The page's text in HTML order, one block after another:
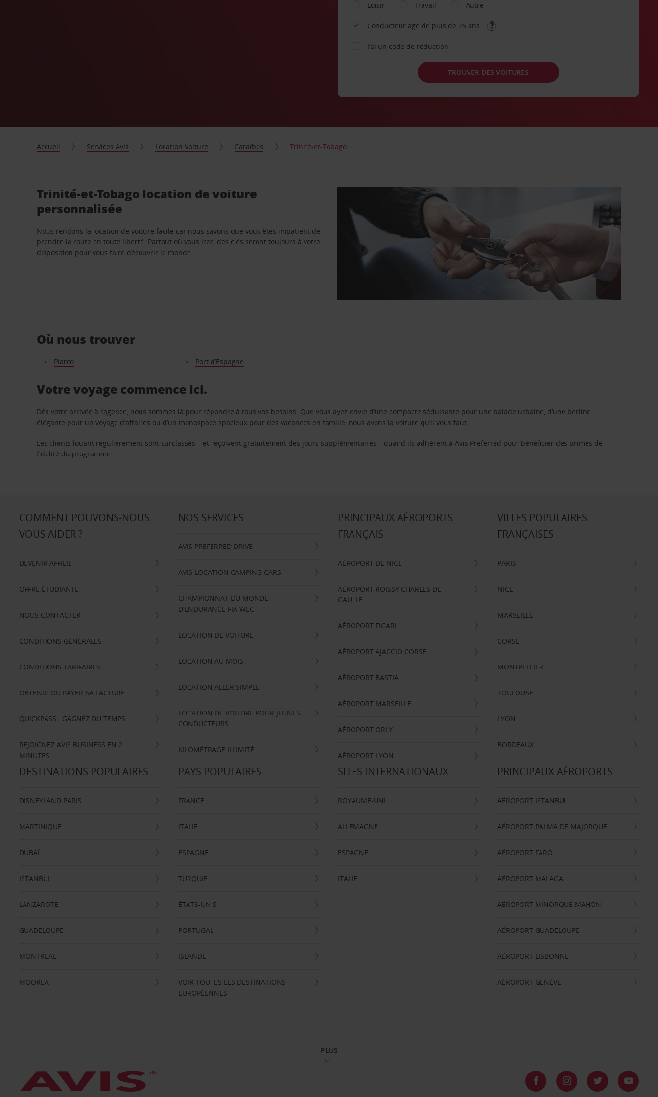
Loisir
Travail Autre
Conducteur âgé de plus de 25 ans
J’ai un code de réduction
TROUVER DES VOITURES
Accueil Services Avis Location Voiture Caraïbes Trinité-et-Tobago
Trinité-et-Tobago location de voiture
personnalisée
Nous rendons la location de voiture facile car nous savons que vous êtes impatient de
prendre la route en toute liberté. Partout où vous irez, des clés seront toujours à votre
disposition pour vous faire découvrir le monde.
Où nous trouver
Piarco Port d’Espagne
Votre voyage commence ici.
Dès votre arrivée à l’agence, nous sommes là pour répondre à tous vos besoins. Que vous ayez envie d’une compacte séduisante pour une balade urbaine, d’une berline
élégante pour un voyage d’affaires ou d’un monospace spacieux pour des vacances en famille, nous avons la voiture qu’il vous faut.
Les clients louant régulièrement sont surclassés – et reçoivent gratuitement des jours supplémentaires – quand ils adhèrent àAvis Preferred pour bénéficier des primes de
fidélité du programme.
COMMENT POUVONS-NOUS
VOUS AIDER ?
DEVENIR AFFILIÉ
OFFRE ÉTUDIANTE
NOUS CONTACTER
CONDITIONS GÉNÉRALES
CONDITIONS TARIFAIRES
OBTENIR OU PAYER SA FACTURE
QUICKPASS : GAGNEZ DU TEMPS
REJOIGNEZ AVIS BUSINESS EN 2
MINUTES
NOS SERVICES
AVIS PREFERRED DRIVE
AVIS LOCATION CAMPING CARS
CHAMPIONNAT DU MONDE
D’ENDURANCE FIA WEC
LOCATION DE VOITURE
LOCATION AU MOIS
LOCATION ALLER SIMPLE
LOCATION DE VOITURE POUR JEUNES
CONDUCTEURS
KILOMÉTRAGE ILLIMITÉ
PRINCIPAUX AÉROPORTS
FRANÇAIS
AÉROPORT DE NICE
AÉROPORT ROISSY CHARLES DE
GAULLE
AÉROPORT FIGARI
AÉROPORT AJACCIO CORSE
AÉROPORT BASTIA
AÉROPORT MARSEILLE
AÉROPORT ORLY
AÉROPORT LYON
VILLES POPULAIRES
FRANÇAISES
PARIS
NICE
MARSEILLE
CORSE
MONTPELLIER
TOULOUSE
LYON
BORDEAUX
DESTINATIONS POPULAIRES
DISNEYLAND PARIS
MARTINIQUE
DUBAÏ
ISTANBUL
LANZAROTE
GUADELOUPE
MONTRÉAL
MOOREA
PAYS POPULAIRES
FRANCE
ITALIE
ESPAGNE
TURQUIE
ÉTATS-UNIS
PORTUGAL
ISLANDE
VOIR TOUTES LES DESTINATIONS
EUROPÉENNES
SITES INTERNATIONAUX
ROYAUME-UNI
ALLEMAGNE
ESPAGNE
ITALIE
PRINCIPAUX AÉROPORTS
AÉROPORT ISTANBUL
AÉROPORT PALMA DE MAJORQUE
AÉROPORT FARO
AÉROPORT MALAGA
AÉROPORT MINORQUE MAHON
AÉROPORT GUADELOUPE
AÉROPORT LISBONNE
AÉROPORT GENÈVE
PLUS